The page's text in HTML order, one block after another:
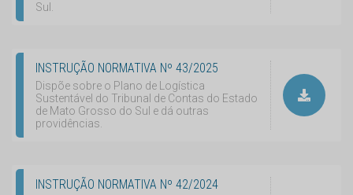
Sul.
INSTRUÇÃO NORMATIVA Nº 43/2025
Dispõe sobre o Plano de Logística
Sustentável do Tribunal de Contas do Estado
de Mato Grosso do Sul e dá outras
providências.
INSTRUÇÃO NORMATIVA Nº 42/2024